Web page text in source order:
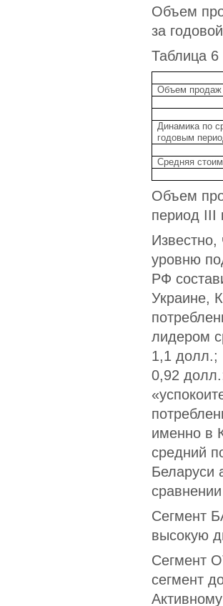
Объем
за
Таблица 6
Объем
Динамика по
годовым
Средняя
Объем
период III
уровню
РФ
Украине,
лидером
1,1 долл.;
0,92
именно в
средний
Беларуси
Сегмент
высокую
Сегмент
сегмент